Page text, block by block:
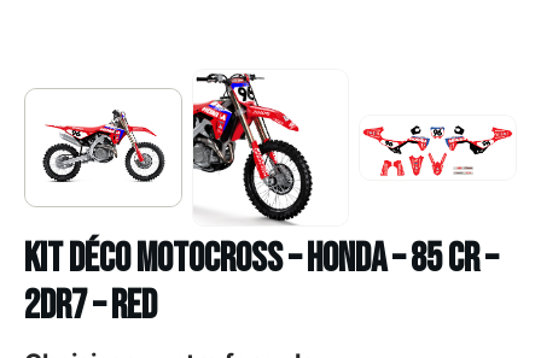
Kit déco Motocross – HONDA – 85 CR –
2DR7 – RED